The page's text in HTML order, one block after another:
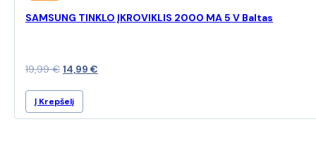
SAMSUNG TINKLO ĮKROVIKLIS 2000 MA 5 V Baltas
19,99€ Original
price
was:
14,99 €
Į Krepšelį